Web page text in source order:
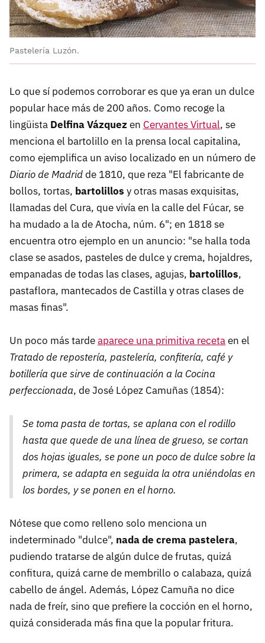
Pastelería Luzón.
Lo que sí podemos corroborar es que ya eran un dulce
popular hace más de 200 años. Como recoge la
lingüista Delfina Vázquezen Cervantes Virtual, se
menciona el bartolillo en la prensa local capitalina,
como ejemplifica un aviso localizado en un número de
Diario de Madridde 1810, que reza "El fabricante de
bollos, tortas, bartolillos y otras masas exquisitas,
llamadas del Cura, que vivía en la calle del Fúcar, se
ha mudado a la de Atocha, núm. 6"; en 1818 se
encuentra otro ejemplo en un anuncio: "se halla toda
clase se asados, pasteles de dulce y crema, hojaldres,
empanadas de todas las clases, agujas, bartolillos,
pastaflora, mantecados de Castilla y otras clases de
masas finas".
Un poco más tardeaparece una primitiva recetaen el
Tratado de repostería, pastelería, confitería, café y
botillería que sirve de continuación a la Cocina
perfeccionada, de José López Camuñas (1854):
Se toma pasta de tortas, se aplana con el rodillo
hasta que quede de una línea de grueso, se cortan
dos hojas iguales, se pone un poco de dulce sobre la
primera, se adapta en seguida la otra uniéndolas en
los bordes, y se ponen en el horno.
Nótese que como relleno solo menciona un
indeterminado "dulce", nada de crema pastelera,
pudiendo tratarse de algún dulce de frutas, quizá
confitura, quizá carne de membrillo o calabaza, quizá
cabello de ángel. Además, López Camuña no dice
nada de freír, sino que prefiere la cocción en el horno,
quizá considerada más fina que la popular fritura.